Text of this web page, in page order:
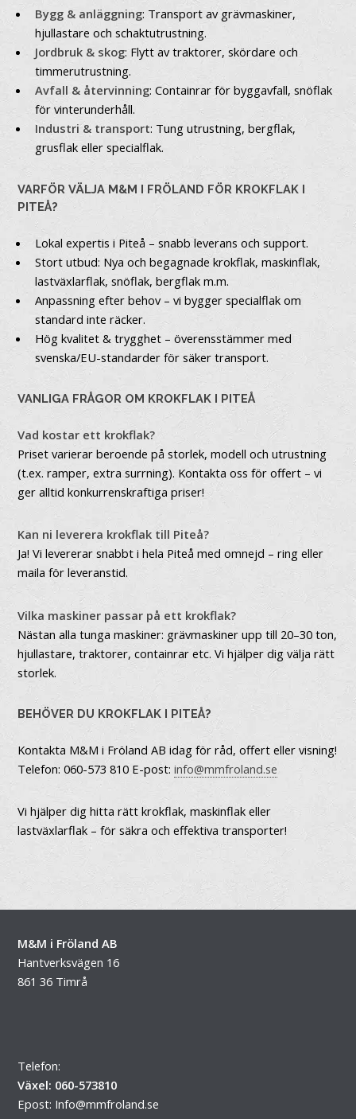
Bygg & anläggning: Transport av grävmaskiner,
hjullastare och schaktutrustning.
Jordbruk & skog: Flytt av traktorer, skördare och
timmerutrustning.
Avfall & återvinning: Containrar för byggavfall, snöflak
för vinterunderhåll.
Industri & transport: Tung utrustning, bergflak,
grusflak eller specialflak.
VARFÖR VÄLJA M&M I FRÖLAND FÖR KROKFLAK I
PITEÅ?
Lokal expertis i Piteå – snabb leverans och support.
Stort utbud: Nya och begagnade krokflak, maskinflak,
lastväxlarflak, snöflak, bergflak m.m.
Anpassning efter behov – vi bygger specialflak om
standard inte räcker.
Hög kvalitet & trygghet – överensstämmer med
svenska/EU-standarder för säker transport.
VANLIGA FRÅGOR OM KROKFLAK I PITEÅ
Vad kostar ett krokflak?
Priset varierar beroende på storlek, modell och utrustning
(t.ex. ramper, extra surrning). Kontakta oss för offert – vi
ger alltid konkurrenskraftiga priser!
Kan ni leverera krokflak till Piteå?
Ja! Vi levererar snabbt i hela Piteå med omnejd – ring eller
maila för leveranstid.
Vilka maskiner passar på ett krokflak?
Nästan alla tunga maskiner: grävmaskiner upp till 20–30 ton,
hjullastare, traktorer, containrar etc. Vi hjälper dig välja rätt
storlek.
BEHÖVER DU KROKFLAK I PITEÅ?
Kontakta M&M i Fröland AB idag för råd, offert eller visning!
Telefon: 060-573 810 E-post: info@mmfroland.se
Vi hjälper dig hitta rätt krokflak, maskinflak eller
lastväxlarflak – för säkra och effektiva transporter!
M&M i Fröland AB
Hantverksvägen 16
861 36 Timrå
Telefon:
Växel: 060-573810
Epost: Info@mmfroland.se